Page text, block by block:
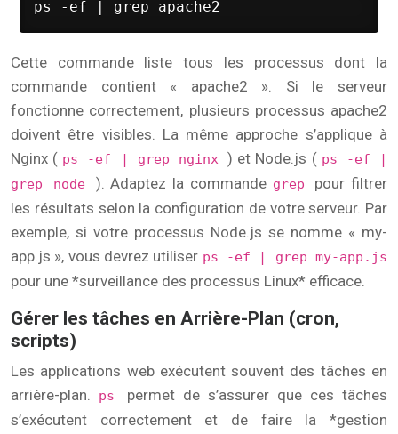
ps -ef | grep apache2
Cette commande liste tous les processus dont la
commande contient « apache2 ». Si le serveur
fonctionne correctement, plusieurs processus apache2
doivent être visibles. La même approche s’applique à
Nginx ( ps -ef | grep nginx ) et Node.js ( ps -ef |
grep node ). Adaptez la commande grep pour filtrer
les résultats selon la configuration de votre serveur. Par
exemple, si votre processus Node.js se nomme « my-
app.js », vous devrez utiliser ps -ef | grep my-app.js
pour une *surveillance des processus Linux* efficace.
Gérer les tâches en Arrière-Plan (cron,
scripts)
Les applications web exécutent souvent des tâches en
arrière-plan.
ps permet de s’assurer que ces tâches
s’exécutent correctement et de faire la *gestion